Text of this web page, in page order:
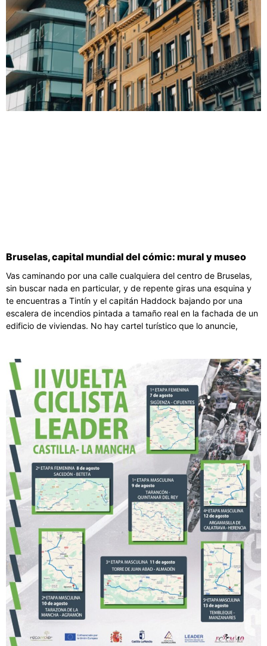
Bruselas, capital mundial del cómic: mural y museo
Vas caminando por una calle cualquiera del centro de Bruselas,
sin buscar nada en particular, y de repente giras una esquina y
te encuentras a Tintín y el capitán Haddock bajando por una
escalera de incendios pintada a tamaño real en la fachada de un
edificio de viviendas. No hay cartel turístico que lo anuncie,